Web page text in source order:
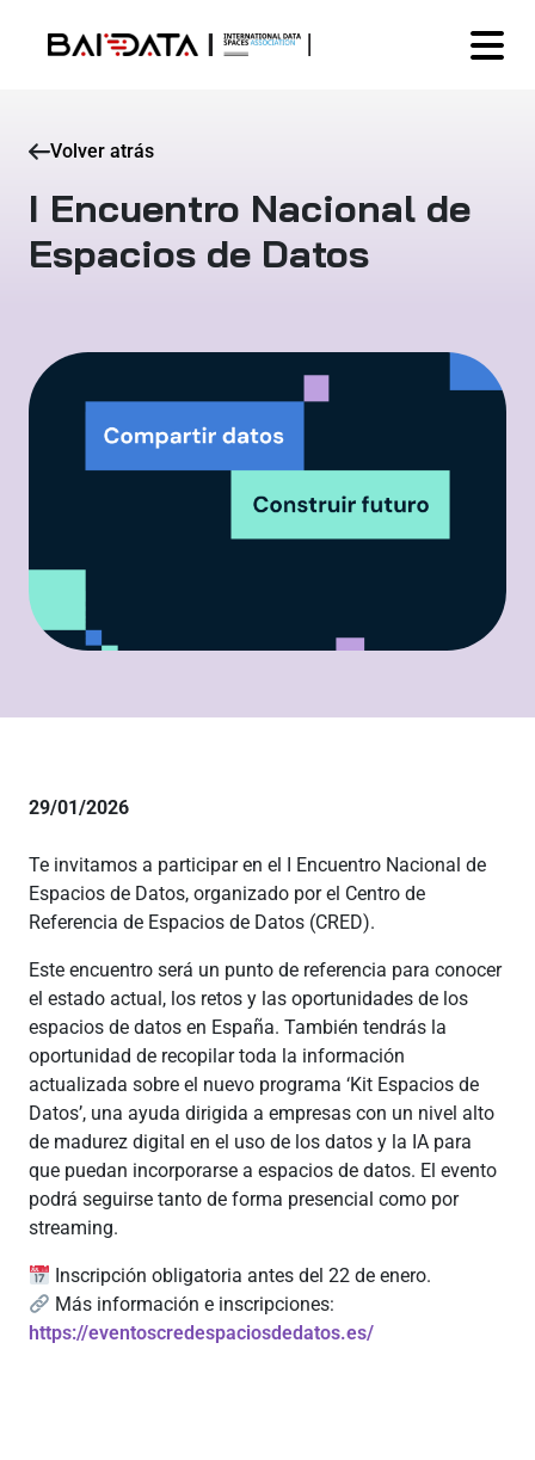
Volver atrás
I Encuentro Nacional de
Espacios de Datos
29/01/2026
Te invitamos a participar en el I Encuentro Nacional de
Espacios de Datos, organizado por el Centro de
Referencia de Espacios de Datos (CRED).
Este encuentro será un punto de referencia para conocer
el estado actual, los retos y las oportunidades de los
espacios de datos en España. También tendrás la
oportunidad de recopilar toda la información
actualizada sobre el nuevo programa ‘Kit Espacios de
Datos’, una ayuda dirigida a empresas con un nivel alto
de madurez digital en el uso de los datos y la IA para
que puedan incorporarse a espacios de datos. El evento
podrá seguirse tanto de forma presencial como por
streaming.
Inscripción obligatoria antes del 22 de enero.
Más información e inscripciones:
https://eventoscredespaciosdedatos.es/